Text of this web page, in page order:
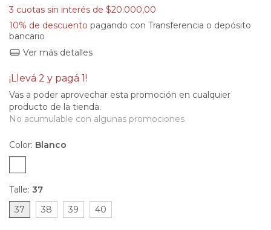
3 cuotas sin interés de $20.000,00
10% de descuento pagando con Transferencia o depósito
bancario
Ver más detalles
¡Llevá 2 y pagá 1!
Vas a poder aprovechar esta promoción en cualquier
producto de la tienda.
No acumulable con algunas promociones
Color: Blanco
Talle: 37
37
38 39 40